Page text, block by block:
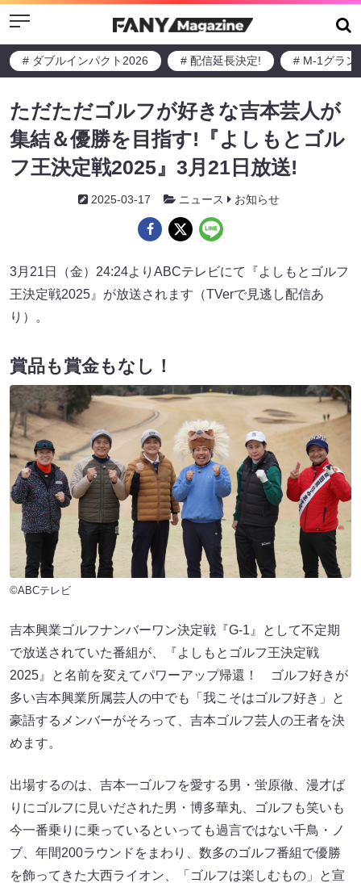
Menu
# ダブルインパクト2026 # 配信延長決定! # M-1グラン
ただただゴルフが好きな吉本芸人が
集結＆優勝を目指す!『よしもとゴル
フ王決定戦2025』3月21日放送!
2025-03-17 ニュース お知らせ
3月21日（金）24:24よりABCテレビにて『よしもとゴルフ
王決定戦2025』が放送されます（TVerで見逃し配信あ
り）。
賞品も賞金もなし！
©ABCテレビ
吉本興業ゴルフナンバーワン決定戦『G-1』として不定期
で放送されていた番組が、『よしもとゴルフ王決定戦
2025』と名前を変えてパワーアップ帰還！ ゴルフ好きが
多い吉本興業所属芸人の中でも「我こそはゴルフ好き」と
豪語するメンバーがそろって、吉本ゴルフ芸人の王者を決
めます。
出場するのは、吉本一ゴルフを愛する男・蛍原徹、漫才ば
りにゴルフに見いだされた男・博多華丸、ゴルフも笑いも
今一番乗りに乗っているといっても過言ではない千鳥・ノ
ブ、年間200ラウンドをまわり、数多のゴルフ番組で優勝
を飾ってきた大西ライオン、「ゴルフは楽しむもの」と宣